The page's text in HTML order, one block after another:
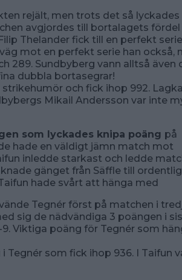
rejält, men trots det så lyckades
avgjordes till bortalagets
Thelander fick till en perfekt
mot en perfekt serie han också,
289. Sundbyberg vann alltså även
dubbla bortasegrar!
och fick ihop 992.
Mikail Andersson var inte
som lyckades knipa poäng på
hade en väldigt jämn match mot
inledde starkast och ledde
gänget från Säffle till
hade svårt att hänga med
Tegnér först på matchen i
sig de nädvändiga 3 poängen i
Viktiga poäng för Tegnér som
Tegnér som fick ihop 936. I Taifun